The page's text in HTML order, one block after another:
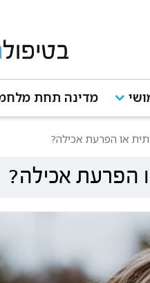
מדינה תחת
או הפרעת אכילה?
הפרעת אכילה?